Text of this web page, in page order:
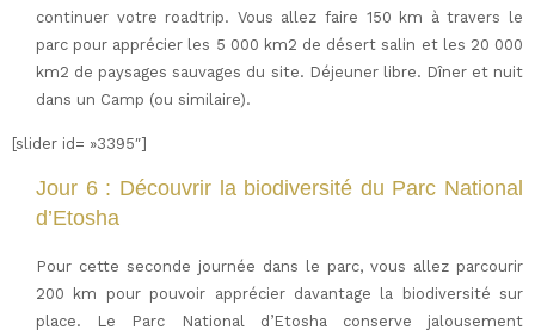
continuer votre roadtrip. Vous allez faire 150 km à travers le
parc pour apprécier les 5 000 km2 de désert salin et les 20 000
km2 de paysages sauvages du site. Déjeuner libre. Dîner et nuit
dans un Camp (ou similaire).
[slider id= »3395″]
Jour 6 : Découvrir la biodiversité du Parc National
d’Etosha
Pour cette seconde journée dans le parc, vous allez parcourir
200 km pour pouvoir apprécier davantage la biodiversité sur
place. Le Parc National d’Etosha conserve jalousement